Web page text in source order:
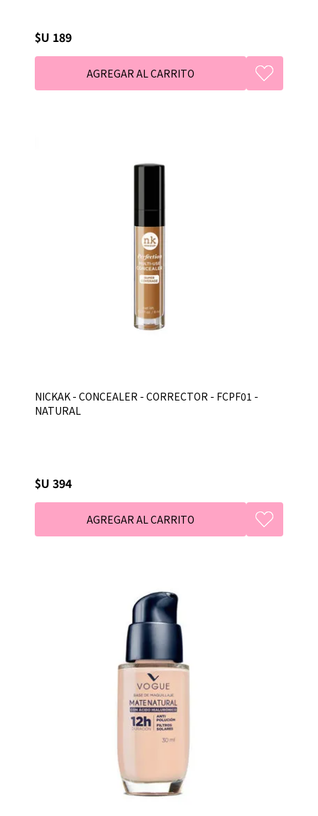
$U 189
NICKAK - CONCEALER - CORRECTOR - FCPF01 -
NATURAL
$U 394